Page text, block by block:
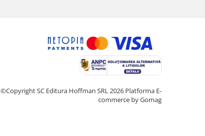
©Copyright SC Editura Hoffman SRL 2026 Platforma E-
commerce by Gomag